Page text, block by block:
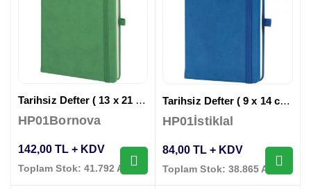
Tarihsiz Defter ( 13 x 21 cm )
HP01Bornova
142,00 TL + KDV
Toplam Stok: 41.792 Adet
Tarihsiz Defter ( 9 x 14 cm )
HP01İstiklal
84,00 TL + KDV
Toplam Stok: 38.865 Adet